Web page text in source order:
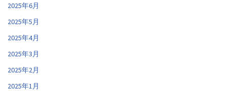
2025年6月
2025年5月
2025年4月
2025年3月
2025年2月
2025年1月